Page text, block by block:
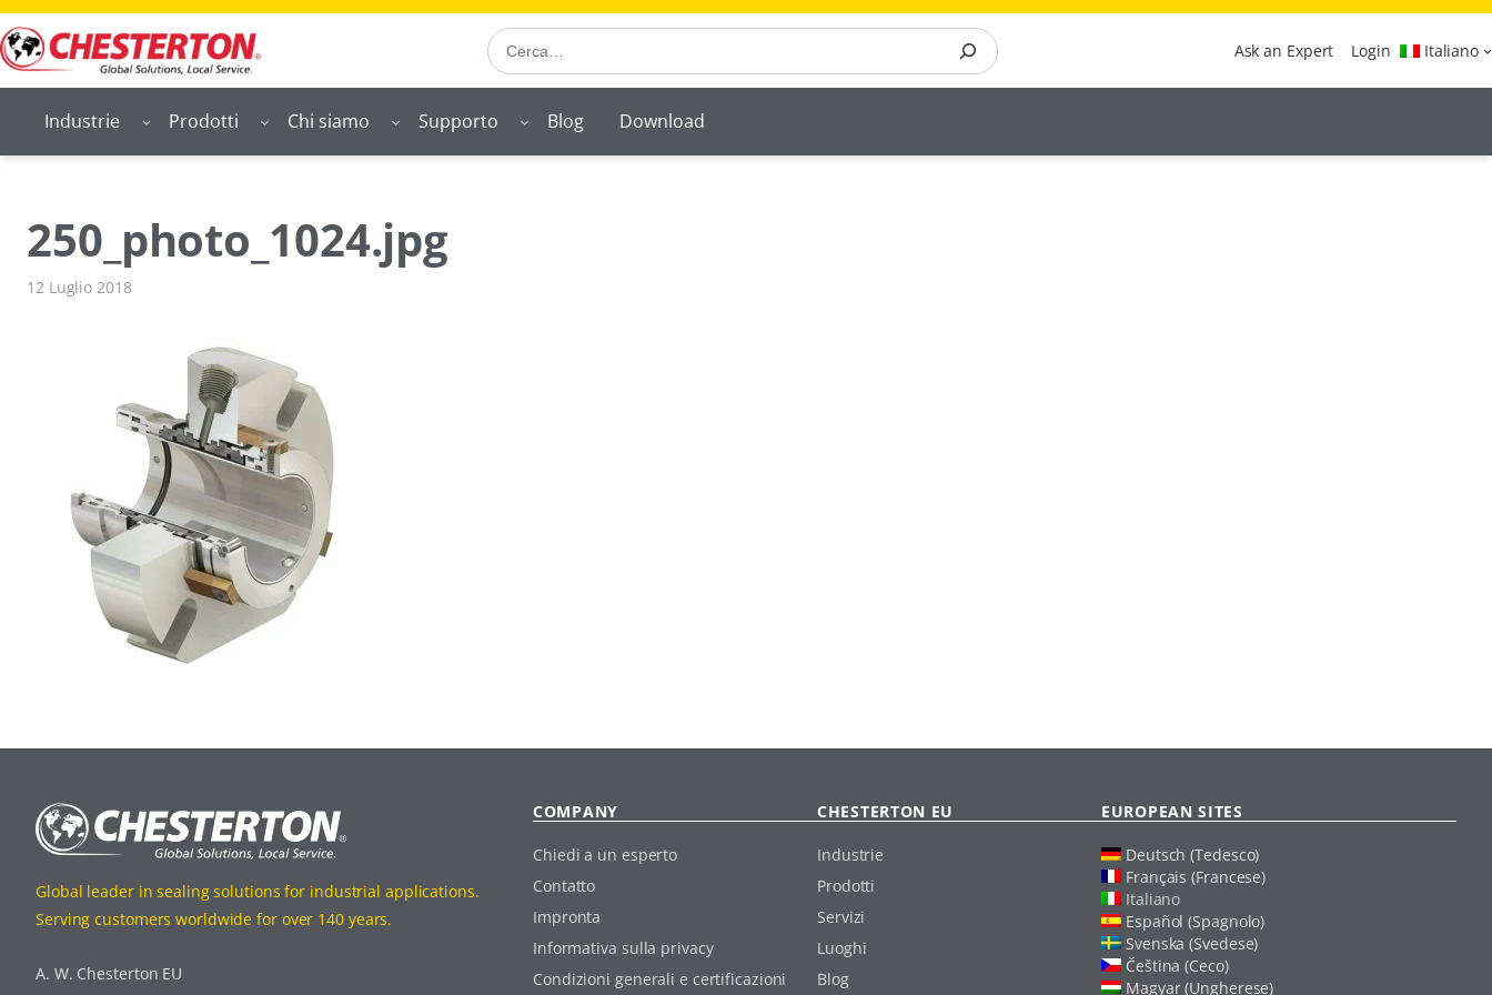
Vai
al
contenuto
Search Ask an Expert Login Italiano
Industrie Prodotti Chi siamo Supporto Blog Download
250_photo_1024.jpg
12 Luglio 2018
Global leader in sealing solutions for industrial applications.
Serving customers worldwide for over 140 years.
A. W. Chesterton EU
COMPANY
Chiedi a un esperto
Contatto
Impronta
Informativa sulla privacy
Condizioni generali e certificazioni
CHESTERTON EU
Industrie
Prodotti
Servizi
Luoghi
Blog
EUROPEAN SITES
Deutsch (Tedesco)
Français (Francese)
Italiano
Español (Spagnolo)
Svenska (Svedese)
Čeština (Ceco)
Magyar (Ungherese)